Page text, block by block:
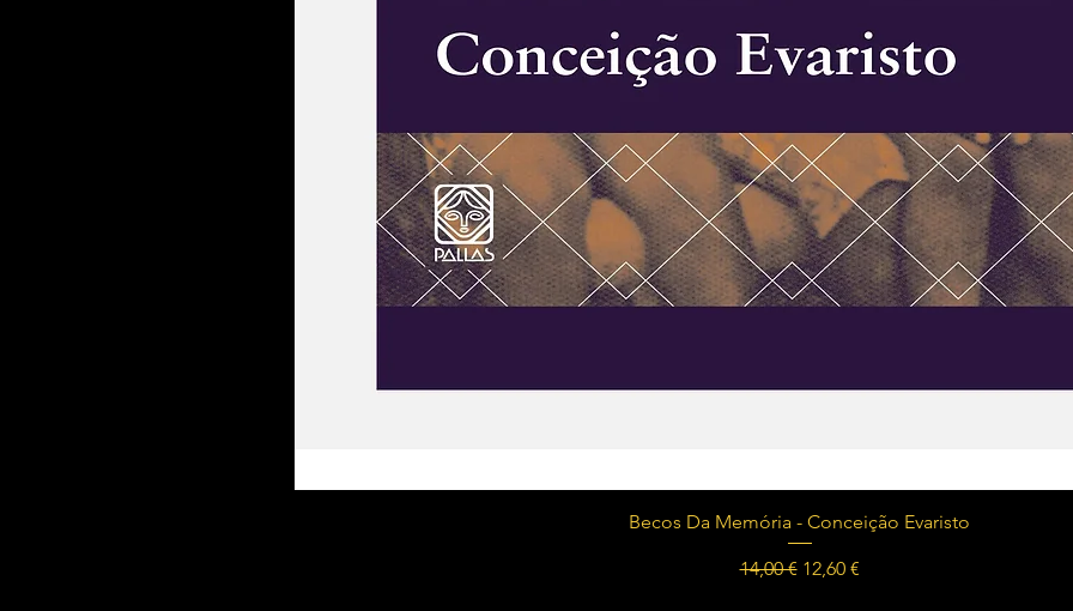
Visualização rápida
Becos Da Memória - Conceição Evaristo
Preço normal
14,00 € Preço promocional
12,60 €